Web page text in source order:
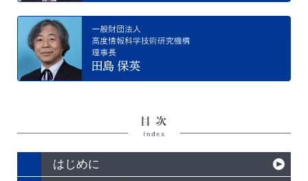
はじめに